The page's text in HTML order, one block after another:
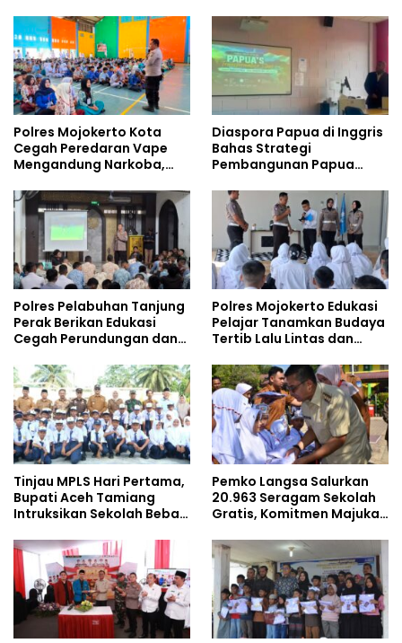
Polres Mojokerto Kota
Cegah Peredaran Vape
Mengandung Narkoba,
Kalangan Remaja
Diaspora Papua di Inggris
Bahas Strategi
Pembangunan Papua
Doktoral Internasional
Polres Pelabuhan Tanjung
Perak Berikan Edukasi
Cegah Perundungan dan
kepada Pelajar MPLS
Polres Mojokerto Edukasi
Pelajar Tanamkan Budaya
Tertib Lalu Lintas dan
Tinjau MPLS Hari Pertama,
Bupati Aceh Tamiang
Intruksikan Sekolah Bebas
Pemko Langsa Salurkan
20.963 Seragam Sekolah
Gratis, Komitmen Majukan